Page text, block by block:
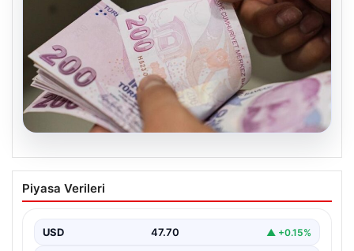
06.08.2026
2026 Kurban Bayramı Emekli İkramiyesi
Ne Zaman Yatacak? Detaylar Burada
milyon emekli vatandaşın merakla beklediği bayram
ikramiyesi…
Piyasa Verileri
USD 47.70 ▲ +0.15%